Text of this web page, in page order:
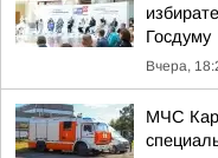
Госдуму
Вчера,
МЧС